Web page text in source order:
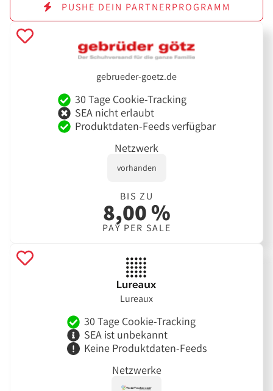
PUSHE DEIN PARTNERPROGRAMM
gebrueder-goetz.de
30 Tage Cookie-Tracking
SEA nicht erlaubt
Produktdaten-Feeds verfügbar
Netzwerk
vorhanden
BIS ZU
8,00 %
PAY PER SALE
Lureaux
30 Tage Cookie-Tracking
SEA ist unbekannt
Keine Produktdaten-Feeds
Netzwerke